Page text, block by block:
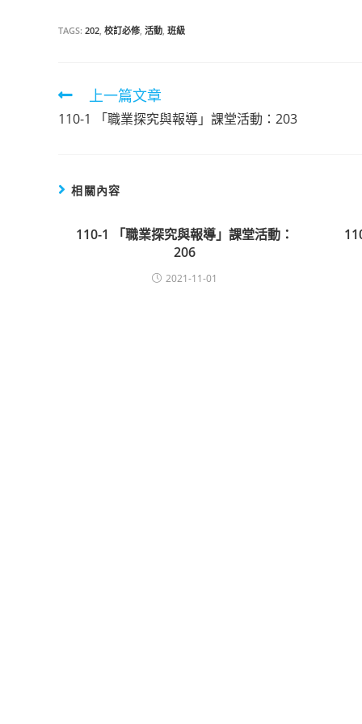
TAGS: 202 校訂必修 活動 班級
Read
articles
上一篇文章
110-1 「職業探究與報導」課堂活動：203
相關內容
110-1 「職業探究與報導」課堂活動：
206
2021-11-01